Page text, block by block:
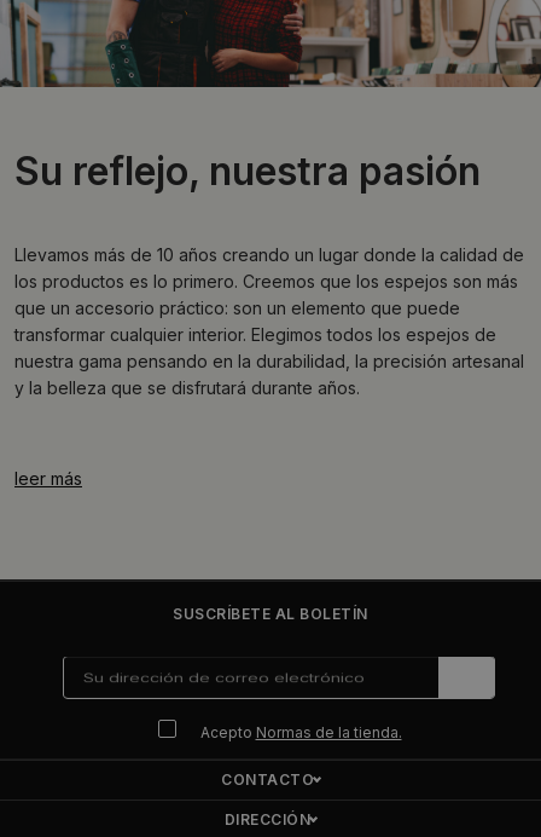
Su reflejo, nuestra pasión
Llevamos más de 10 años creando un lugar donde la calidad de
los productos es lo primero. Creemos que los espejos son más
que un accesorio práctico: son un elemento que puede
transformar cualquier interior. Elegimos todos los espejos de
nuestra gama pensando en la durabilidad, la precisión artesanal
y la belleza que se disfrutará durante años.
leer más
SUSCRÍBETE AL BOLETÍN
Acepto Normas de la tienda.
CONTACTO
DIRECCIÓN